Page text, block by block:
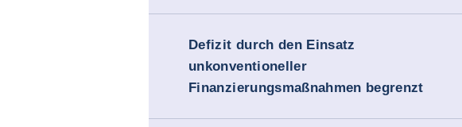
Defizit durch den Einsatz
unkonventioneller
Finanzierungsmaßnahmen begrenzt